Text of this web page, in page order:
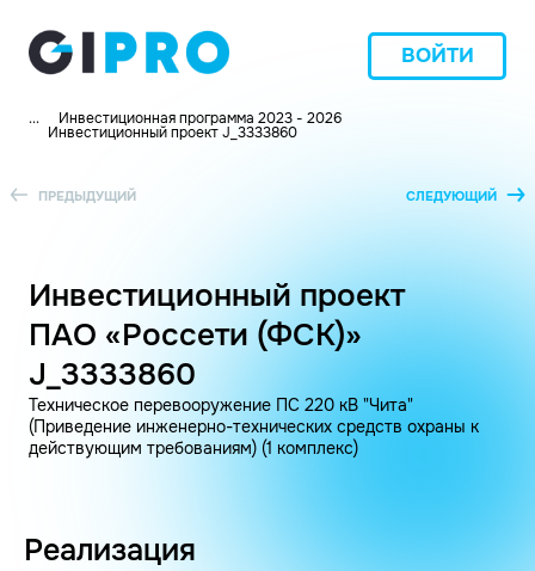
ВОЙТИ
... Инвестиционная программа 2023 - 2026
Инвестиционный проект J_3333860
ПРЕДЫДУЩИЙ СЛЕДУЮЩИЙ
Инвестиционный проект
ПАО «Россети (ФСК)»
J_3333860
Техническое перевооружение ПС 220 кВ "Чита"
(Приведение инженерно-технических средств охраны к
действующим требованиям) (1 комплекс)
Реализация